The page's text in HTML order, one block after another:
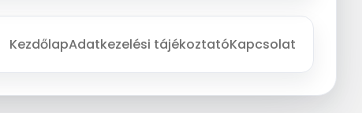
KezdőlapAdatkezelési tájékoztatóKapcsolat